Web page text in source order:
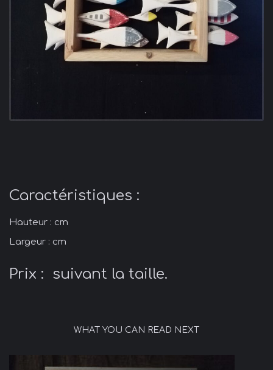
Caractéristiques :
Hauteur : cm
Largeur : cm
Prix : suivant la taille.
WHAT YOU CAN READ NEXT